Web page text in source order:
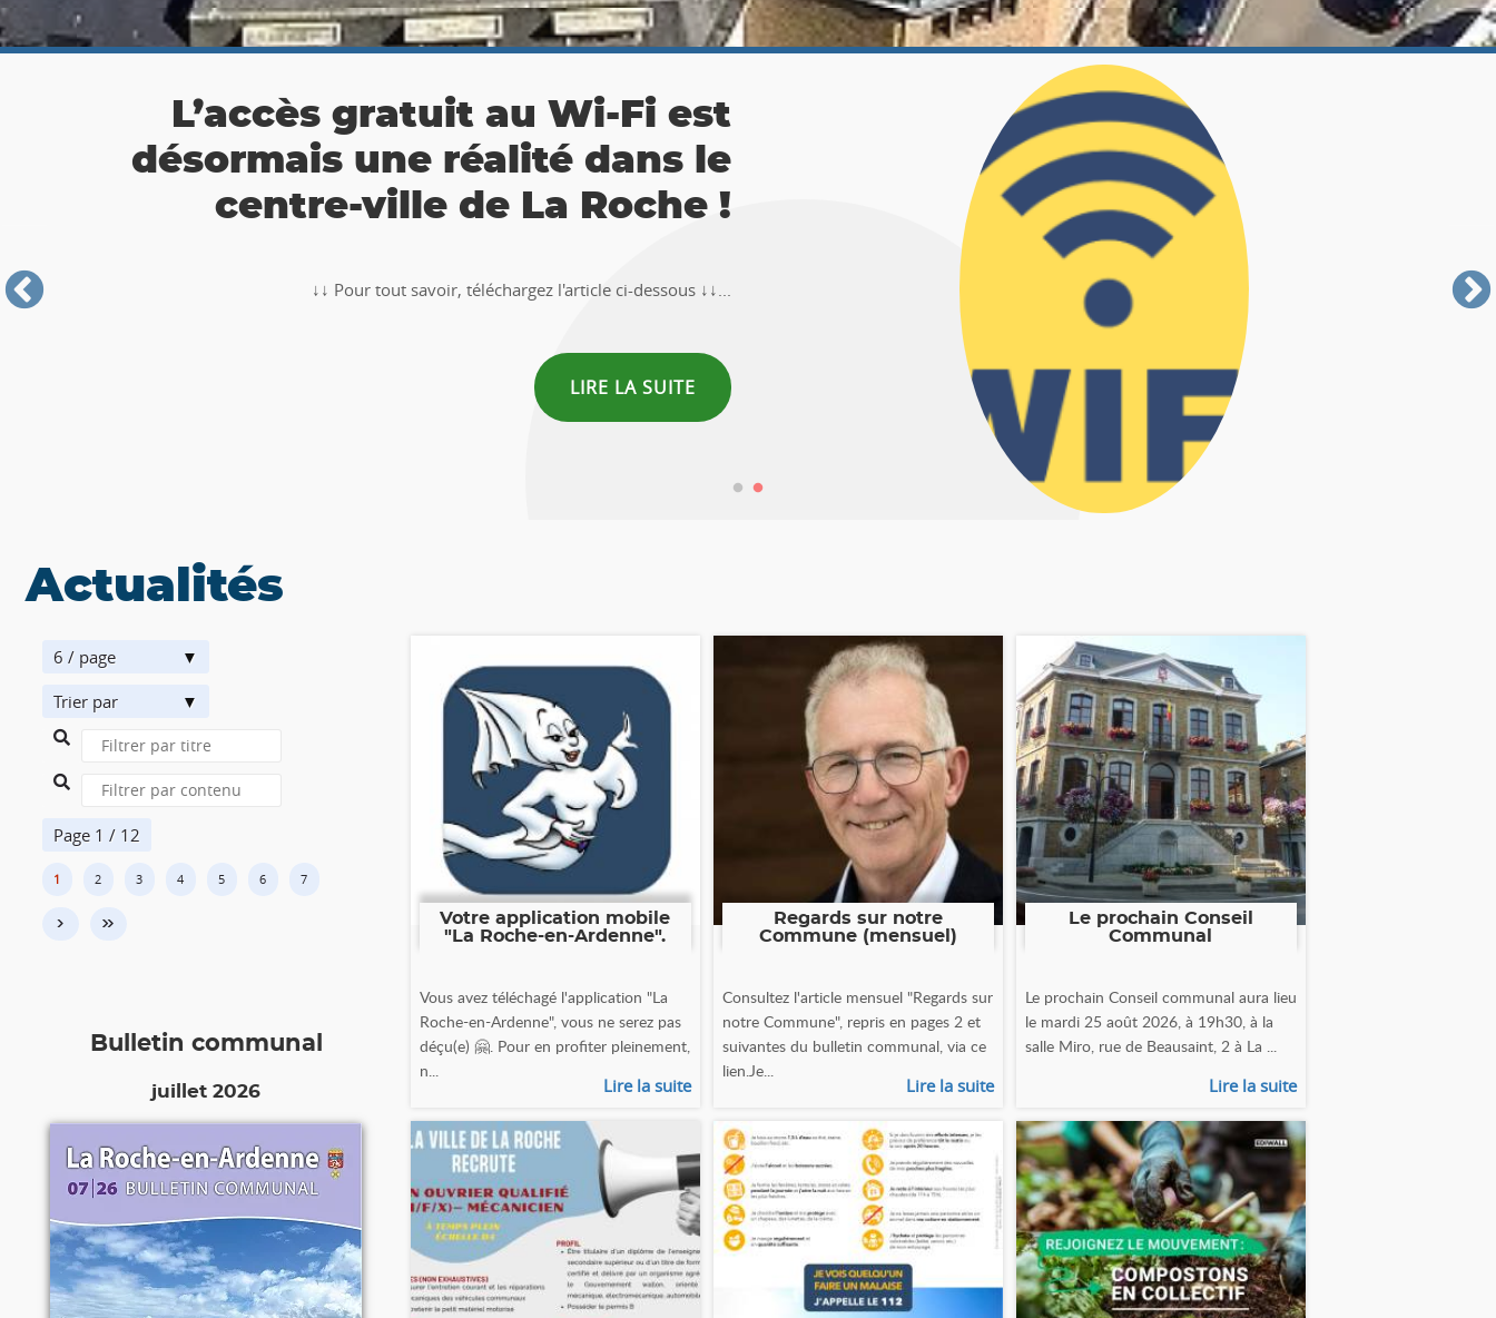
👉 Balade Totemus à La Roche :
Partez à la chasse au trésor 🚶‍♀🚶‍♂
Actualités
6 / page
Trier par
Page 1 / 12
1 2 3 4 5 6 7
› »
Bulletin communal
juillet 2026
Votre application mobile
"La Roche-en-Ardenne".
Vous avez téléchagé l'application "La
Roche-en-Ardenne", vous ne serez pas
déçu(e) 🤗. Pour en profiter pleinement,
n...
Lire la suite
Regards sur notre
Commune (mensuel)
Consultez l'article mensuel "Regards sur
notre Commune", repris en pages 2 et
suivantes du bulletin communal, via ce
lien.Je...
Lire la suite
Le prochain Conseil
Communal
Le prochain Conseil communal aura lieu
le mardi 25 août 2026, à 19h30, à la
salle Miro, rue de Beausaint, 2 à La ...
Lire la suite